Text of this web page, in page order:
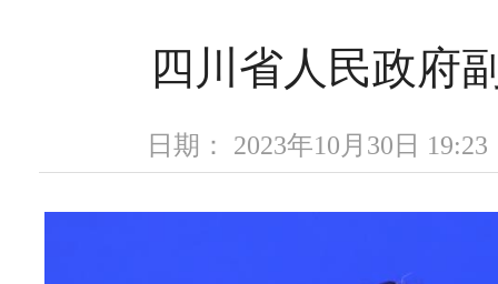
四川省人民政府
日期： 2023年10月30日